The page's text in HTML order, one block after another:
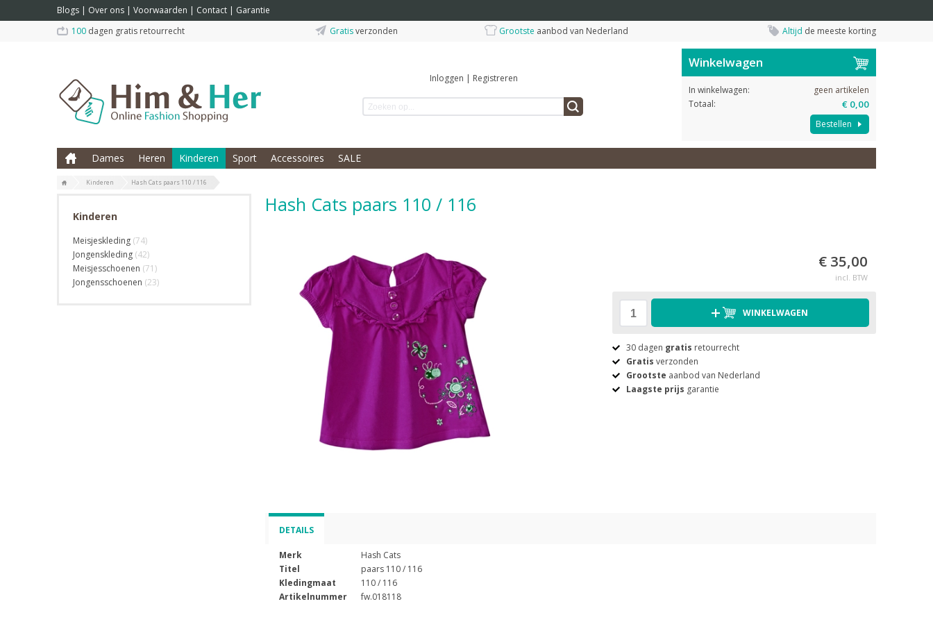
Blogs | Over ons | Voorwaarden | Contact | Garantie
100 dagen gratis retourrecht Gratisverzonden Grootste aanbod van Nederland Altijd de meeste korting
Inloggen | Registreren
Winkelwagen
In winkelwagen:
geen artikelen
Totaal:
€ 0,00
Bestellen
Dames Heren Kinderen Sport Accessoires SALE
Kinderen Hash Cats paars 110 / 116
Kinderen
Meisjeskleding (74)
Jongenskleding (42)
Meisjesschoenen (71)
Jongensschoenen (23)
Hash Cats paars 110 / 116
€ 35,00
incl. BTW
WINKELWAGEN
30 dagen gratis retourrecht
Gratis verzonden
Grootste aanbod van Nederland
Laagste prijs garantie
DETAILS
Merk
Hash Cats
Titel
paars 110 / 116
Kledingmaat
110 / 116
Artikelnummer
fw.018118